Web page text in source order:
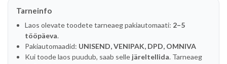
Tarneinfo
Laos olevate toodete tarneaeg pakiautomaati: 2–5
tööpäeva.
Pakiautomaadid: UNISEND, VENIPAK, DPD, OMNIVA
Kui toode laos puudub, saab selle järeltellida. Tarneaeg